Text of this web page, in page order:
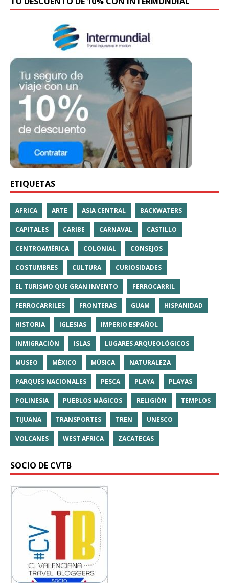
ETIQUETAS
AFRICA ARTE ASIA CENTRAL BACKWATERS
CAPITALES CARIBE CARNAVAL CASTILLO
CENTROAMÉRICA COLONIAL CONSEJOS
COSTUMBRES CULTURA CURIOSIDADES
EL TURISMO QUE GRAN INVENTO FERROCARRIL
FERROCARRILES FRONTERAS GUAM HISPANIDAD
HISTORIA IGLESIAS IMPERIO ESPAÑOL
INMIGRACIÓN ISLAS LUGARES ARQUEOLÓGICOS
MUSEO MÉXICO MÚSICA NATURALEZA
PARQUES NACIONALES PESCA PLAYA PLAYAS
POLINESIA PUEBLOS MÁGICOS RELIGIÓN TEMPLOS
TIJUANA TRANSPORTES TREN UNESCO
VOLCANES WEST AFRICA ZACATECAS
SOCIO DE CVTB